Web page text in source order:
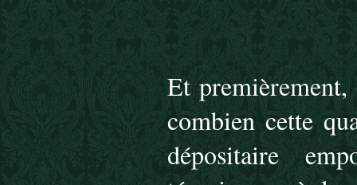
Et
combien cette
dépositaire